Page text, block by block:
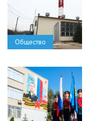
Общество